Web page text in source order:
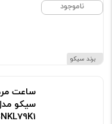
ناموجود
برند سیکو
ساعت
سیکو